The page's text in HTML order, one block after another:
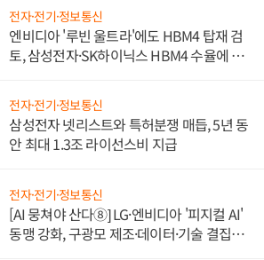
전자·전기·정보통신
엔비디아 '루빈 울트라'에도 HBM4 탑재 검
토, 삼성전자·SK하이닉스 HBM4 수율에 주
전자·전기·정보통신
삼성전자 넷리스트와 특허분쟁 매듭, 5년 동
안 최대 1.3조 라이선스비 지급
전자·전기·정보통신
[AI 뭉쳐야 산다⑧] LG·엔비디아 '피지컬 AI'
동맹 강화, 구광모 제조·데이터·기술 결집